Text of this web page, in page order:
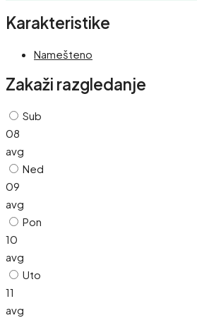
Karakteristike
Namešteno
Zakaži razgledanje
Sub
08
avg
Ned
09
avg
Pon
10
avg
Uto
11
avg